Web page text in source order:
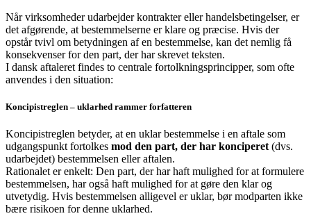
Når virksomheder udarbejder kontrakter eller handelsbetingelser, er
det afgørende, at bestemmelserne er klare og præcise. Hvis der
opstår tvivl om betydningen af en bestemmelse, kan det nemlig få
konsekvenser for den part, der har skrevet teksten.
I dansk aftaleret findes to centrale fortolkningsprincipper, som ofte
anvendes i den situation:
Koncipistreglen – uklarhed rammer forfatteren
Koncipistreglen betyder, at en uklar bestemmelse i en aftale som
udgangspunkt fortolkes mod den part, der har konciperet (dvs.
udarbejdet) bestemmelsen eller aftalen.
Rationalet er enkelt: Den part, der har haft mulighed for at formulere
bestemmelsen, har også haft mulighed for at gøre den klar og
utvetydig. Hvis bestemmelsen alligevel er uklar, bør modparten ikke
bære risikoen for denne uklarhed.